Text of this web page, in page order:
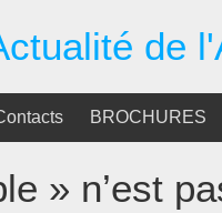
de
BROCHURES
» n’est